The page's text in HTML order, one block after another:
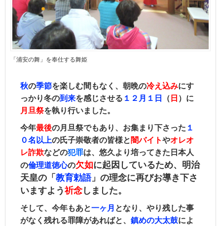
「浦安の舞」を奉仕する舞姫
秋の季節を楽しむ間もなく、朝晩の冷え込みにす
っかり冬の到来を感じさせる １２月１日 （ 日󠄀 ）に
月旦祭を執り行いました。
今年最後の月旦祭でもあり、 お集まり下さった １
０名以上の氏子崇敬者の皆様と 闇バイトやオレオ
レ詐欺などの犯罪は、悠久より培ってきた日本人
の倫理道徳心の欠如に起因しているため、明治
天皇の「 教育勅語」の理念に再びお導き下さ
いますよう 祈念しました。
そして、今年もあと一ヶ月 となり、やり残した事
がなく残れる罪障があればと、 鎮めの大太鼓によ